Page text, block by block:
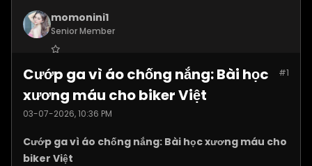
momonini1
Senior Member
Posts:5399 #1
Cướp ga vì áo chống nắng: Bài học
xương máu cho biker Việt
03-07-2026, 10:36 PM
Cướp ga vì áo chống nắng: Bài học xương máu cho
biker Việt